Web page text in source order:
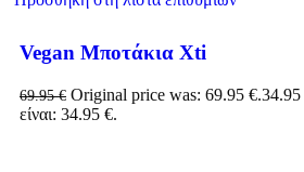
Vegan Μποτάκια Xti
69.95€ Original price was: 69.95 €.34.95
είναι: 34.95 €.